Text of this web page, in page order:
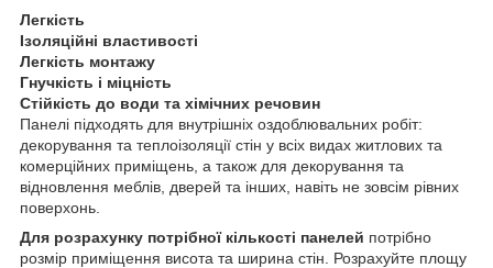
Легкість
Ізоляційні властивості
Легкість монтажу
Гнучкість і міцність
Стійкість до води та хімічних речовин
Панелі підходять для внутрішніх оздоблювальних робіт:
декорування та теплоізоляції стін у всіх видах житлових та
комерційних приміщень, а також для декорування та
відновлення меблів, дверей та інших, навіть не зовсім рівних
поверхонь.
Для розрахунку потрібної кількості панелей потрібно
розмір приміщення висота та ширина стін. Розрахуйте площу